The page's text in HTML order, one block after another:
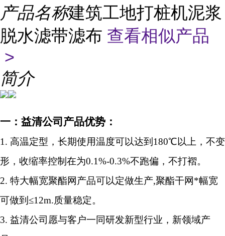
产品名称建筑工地打桩机泥浆
脱水滤带滤布 查看相似产品
>
简介
一：益清公司产品优势：
1. 高温定型，长期使用温度可以达到180℃以上，不变
形，收缩率控制在为0.1%-0.3%不跑偏，不打褶。
2. 特大幅宽聚酯网产品可以定做生产,聚酯干网*幅宽
可做到≤12m.质量稳定。
3. 益清公司愿与客户一同研发新型行业，新领域产